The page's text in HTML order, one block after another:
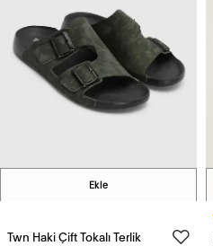
Ekle
Twn Haki Çift Tokalı Terlik